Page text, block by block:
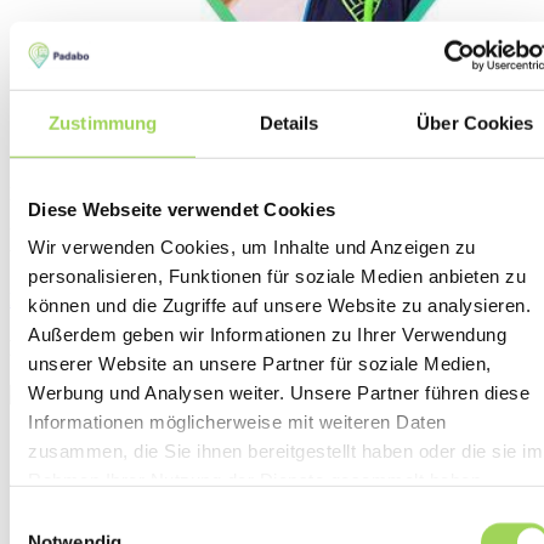
Zustimmung Details Über Cookies
Diese Webseite verwendet Cookies
Wir verwenden Cookies, um Inhalte und Anzeigen zu
personalisieren, Funktionen für soziale Medien anbieten zu
können und die Zugriffe auf unsere Website zu analysieren.
Außerdem geben wir Informationen zu Ihrer Verwendung
unserer Website an unsere Partner für soziale Medien,
Werbung und Analysen weiter. Unsere Partner führen diese
Informationen möglicherweise mit weiteren Daten
zusammen, die Sie ihnen bereitgestellt haben oder die sie im
berät Sie gerne
Fragen Sie in der Beratung oder im Chat schreiben
Parameter
Katalognummer
620001